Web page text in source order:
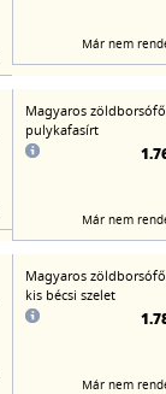
Már nem
Magyaros
pulykafasírt
Már nem
Magyaros
kis bécsi szelet
Már nem